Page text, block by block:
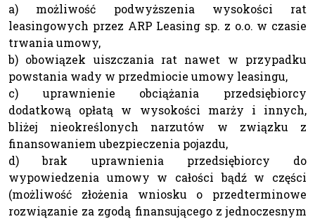
a) możliwość podwyższenia wysokości rat
leasingowych przez ARP Leasing sp. z o.o. w czasie
trwania umowy,
b) obowiązek uiszczania rat nawet w przypadku
powstania wady w przedmiocie umowy leasingu,
c) uprawnienie obciążania przedsiębiorcy
dodatkową opłatą w wysokości marży i innych,
bliżej nieokreślonych narzutów w związku z
finansowaniem ubezpieczenia pojazdu,
d) brak uprawnienia przedsiębiorcy do
wypowiedzenia umowy w całości bądź w części
(możliwość złożenia wniosku o przedterminowe
rozwiązanie za zgodą finansującego z jednoczesnym